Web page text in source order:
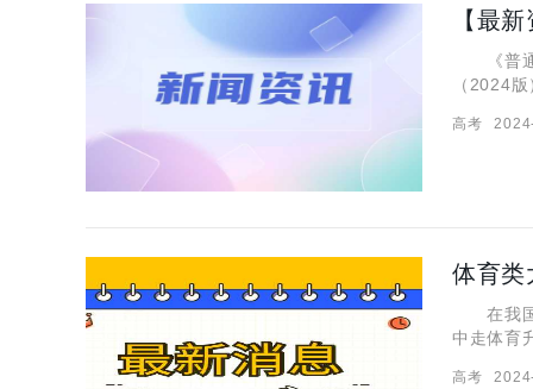
《普通
（2024
一、体育
高考
体育类
在我国
中走体育
高考